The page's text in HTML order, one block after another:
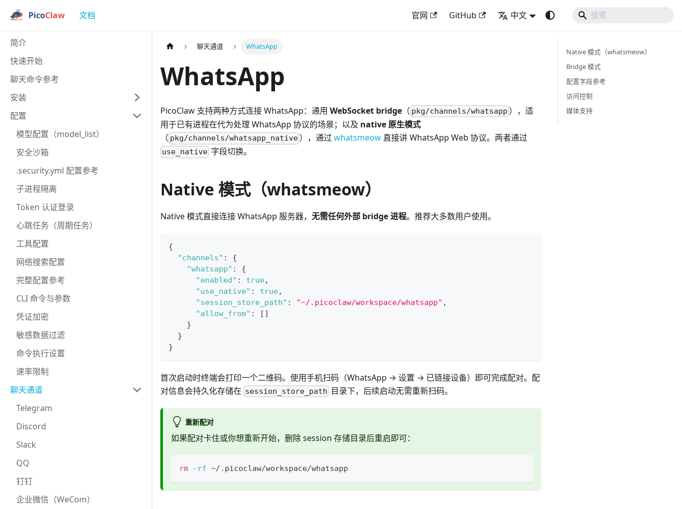
PicoClaw 文档 官网 GitHub 中文
简介
快速开始
聊天命令参考
安装
配置
模型配置（model_list）
安全沙箱
.security.yml 配置参考
子进程隔离
Token 认证登录
心跳任务（周期任务）
工具配置
网络搜索配置
完整配置参考
CLI 命令与参数
凭证加密
敏感数据过滤
命令执行设置
速率限制
聊天通道
Telegram
Discord
Slack
QQ
钉钉
企业微信（WeCom）
聊天通道 WhatsApp
WhatsApp
PicoClaw 支持两种方式连接 WhatsApp：通用 WebSocket bridge （ pkg/channels/whatsapp ），适
用于已有进程在代为处理 WhatsApp 协议的场景；以及 native 原生模式
（ pkg/channels/whatsapp_native ），通过whatsmeow 直接讲 WhatsApp Web 协议。两者通过
use_native 字段切换。
Native 模式（whatsmeow）
Native 模式直接连接 WhatsApp 服务器， 无需任何外部 bridge 进程。推荐大多数用户使用。
{
"channels" :
{
"whatsapp" :
{
"enabled" : true,
"use_native" : true,
"session_store_path" : "~/.picoclaw/workspace/whatsapp" ,
"allow_from" : [ ]
}
}
}
首次启动时终端会打印一个二维码。使用手机扫码（WhatsApp → 设置 → 已链接设备）即可完成配对。配
对信息会持久化存储在 session_store_path 目录下，后续启动无需重新扫码。
重新配对
如果配对卡住或你想重新开始，删除 session 存储目录后重启即可：
rm -rf ~/.picoclaw/workspace/whatsapp
Native 模式（whatsmeow）
Bridge 模式
配置字段参考
访问控制
媒体支持